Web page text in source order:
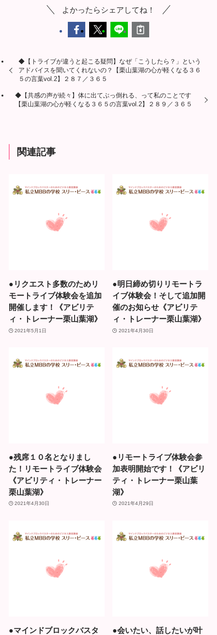
よかったらシェアしてね！
◆【トライブが違うと起こる疑問】なぜ「こうしたら？」という
アドバイスを聞いてくれないの？【栗山葉湖の心が軽くなる３６
５の言葉vol.2】２８７／３６５
◆【共感の声が続々】体に出てぶっ倒れる、って私のことです
【栗山葉湖の心が軽くなる３６５の言葉vol.2】２８９／３６５
関連記事
●リクエスト多数のためリ
モートライブ体験会を追加
開催します！《アビリテ
ィ・トレーナー栗山葉湖》
2021年5月1日
●明日締め切りリモートラ
イブ体験会！そして追加開
催のお知らせ《アビリテ
ィ・トレーナー栗山葉湖》
2021年4月30日
●残席１０名となりまし
た！リモートライブ体験会
《アビリティ・トレーナー
栗山葉湖》
2021年4月30日
●リモートライブ体験会参
加表明開始です！《アビリ
ティ・トレーナー栗山葉
湖》
2021年4月29日
●マインドブロックバスタ
●会いたい、話したいが叶